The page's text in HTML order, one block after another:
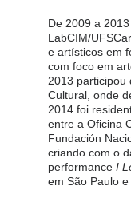
De 2009 a
LabCIM/
e artísticos em
com foco em
2013 participou
Cultural, onde
2014 foi
entre a Oficina
Fundación
criando com o
performance I
em São Paulo e